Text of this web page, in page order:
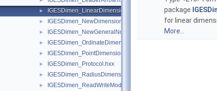
► IGESDimen_LinearDimension.hxx
► IGESDimen_NewDimensionedGeometry.hxx
► IGESDimen_NewGeneralNote.hxx
► IGESDimen_OrdinateDimension.hxx
► IGESDimen_PointDimension.hxx
► IGESDimen_Protocol.hxx
► IGESDimen_RadiusDimension.hxx
► IGESDimen_ReadWriteModule.hxx
package
for linear
More...